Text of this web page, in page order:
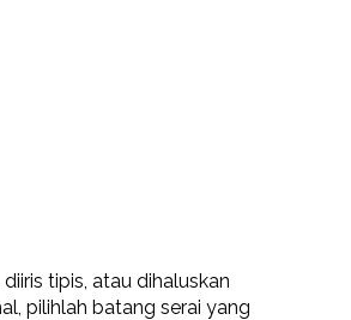
tipis, atau dihaluskan
pilihlah batang serai yang